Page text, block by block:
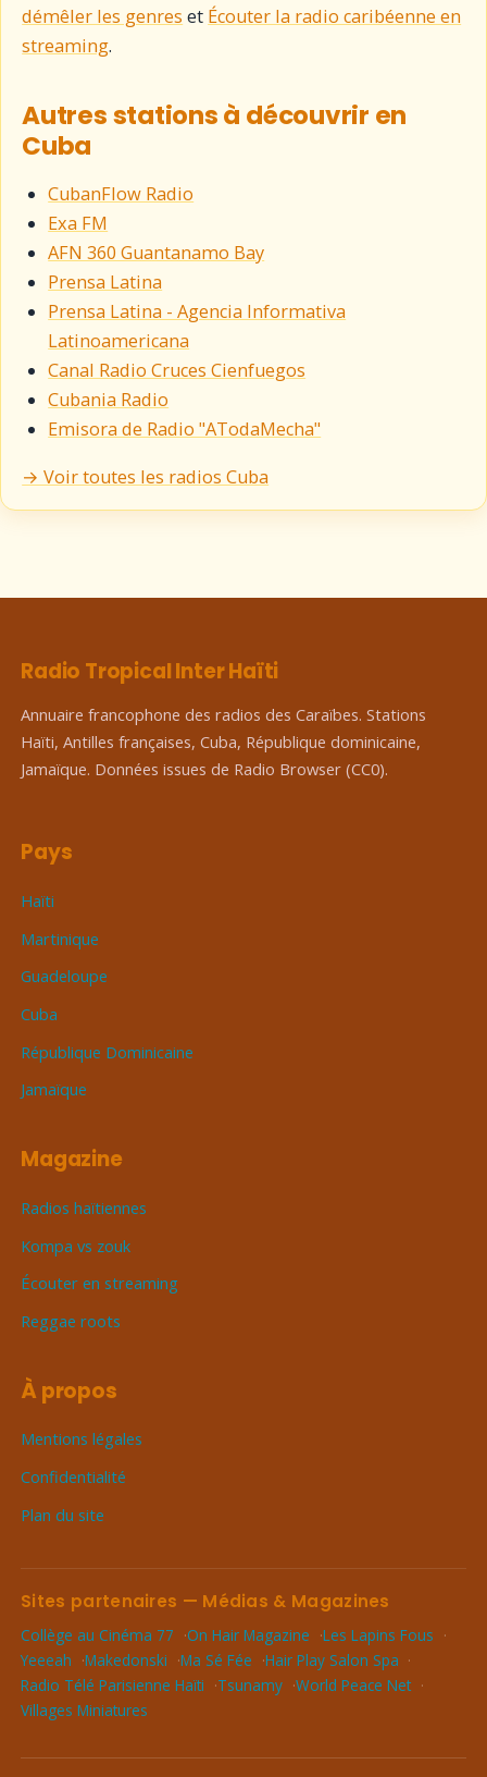
démêler les genres et Écouter la radio caribéenne en
streaming.
Autres stations à découvrir en
Cuba
CubanFlow Radio
Exa FM
AFN 360 Guantanamo Bay
Prensa Latina
Prensa Latina - Agencia Informativa
Latinoamericana
Canal Radio Cruces Cienfuegos
Cubania Radio
Emisora de Radio "ATodaMecha"
→ Voir toutes les radios Cuba
Radio Tropical Inter Haïti
Annuaire francophone des radios des Caraïbes. Stations
Haïti, Antilles françaises, Cuba, République dominicaine,
Jamaïque. Données issues de Radio Browser (CC0).
Pays
Haïti
Martinique
Guadeloupe
Cuba
République Dominicaine
Jamaïque
Magazine
Radios haïtiennes
Kompa vs zouk
Écouter en streaming
Reggae roots
À propos
Mentions légales
Confidentialité
Plan du site
Sites partenaires — Médias & Magazines
Collège au Cinéma 77 On Hair Magazine
Les Lapins Fous
Yeeeah
Makedonski Ma Sé Fée
Hair Play Salon Spa
Radio Télé Parisienne Haïti
Tsunamy
World Peace Net
Villages Miniatures